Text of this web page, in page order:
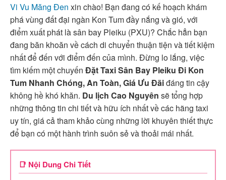
Vi Vu Măng Đen xin chào! Bạn đang có kế hoạch khám
phá vùng đất đại ngàn Kon Tum đầy nắng và gió, với
điểm xuất phát là sân bay Pleiku (PXU)? Chắc hẳn bạn
đang băn khoăn về cách di chuyển thuận tiện và tiết kiệm
nhất để đến với điểm đến của mình. Đừng lo lắng, việc
tìm kiếm một chuyến Đặt Taxi Sân Bay Pleiku Đi Kon
Tum Nhanh Chóng, An Toàn, Giá Ưu Đãiđáng tin cậy
không hề khó khăn. Du lịch Cao Nguyên sẽ tổng hợp
những thông tin chi tiết và hữu ích nhất về các hãng taxi
uy tín, giá cả tham khảo cùng những lời khuyên thiết thực
để bạn có một hành trình suôn sẻ và thoải mái nhất.
📑 Nội Dung Chi Tiết